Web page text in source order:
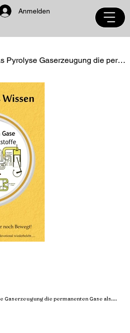
Anmelden
Annodruck Heft 03 Holzgas Pyrolyse Gaserzeugung die permanenten Gase als....
die permanenten Gase als....